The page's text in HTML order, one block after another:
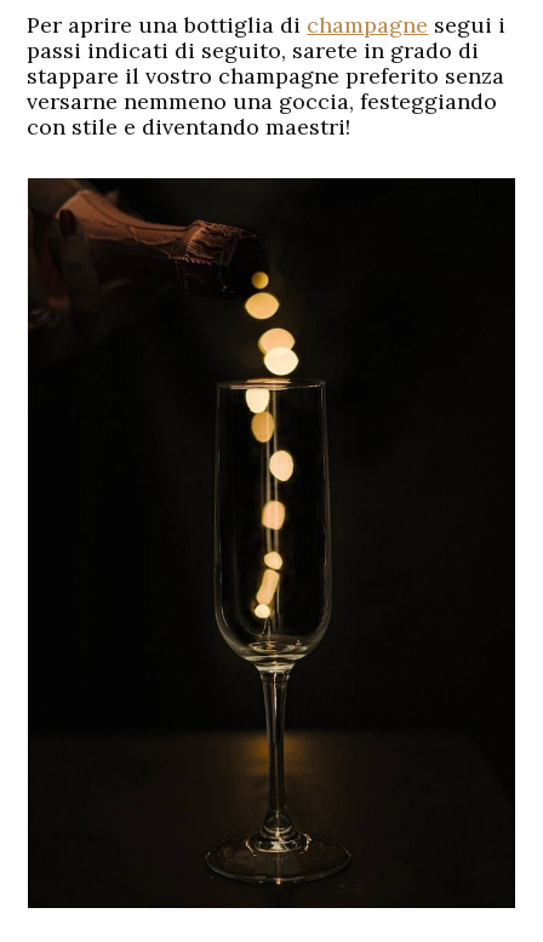
Per aprire una bottiglia di champagne segui i
passi indicati di seguito, sarete in grado di
stappare il vostro champagne preferito senza
versarne nemmeno una goccia, festeggiando
con stile e diventando maestri!